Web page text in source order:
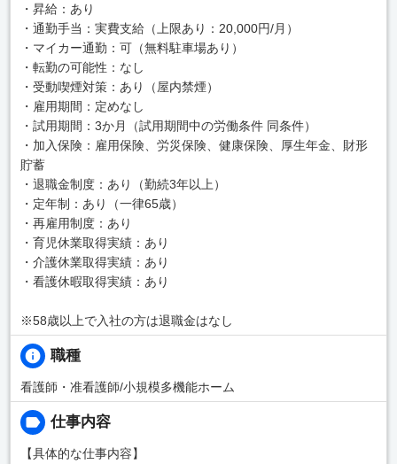
・昇給：あり
・通勤手当：実費支給（上限あり：20,000円/月）
・マイカー通勤：可（無料駐車場あり）
・転勤の可能性：なし
・受動喫煙対策：あり（屋内禁煙）
・雇用期間：定めなし
・試用期間：3か月（試用期間中の労働条件 同条件）
・加入保険：雇用保険、労災保険、健康保険、厚生年金、財形
貯蓄
・退職金制度：あり（勤続3年以上）
・定年制：あり（一律65歳）
・再雇用制度：あり
・育児休業取得実績：あり
・介護休業取得実績：あり
・看護休暇取得実績：あり
※58歳以上で入社の方は退職金はなし
職種
看護師・准看護師/小規模多機能ホーム
仕事内容
【具体的な仕事内容】